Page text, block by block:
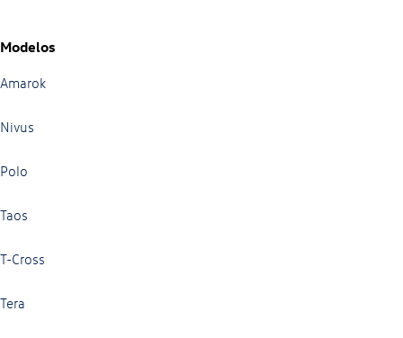
Modelos
Amarok
Nivus
Polo
Taos
T-Cross
Tera